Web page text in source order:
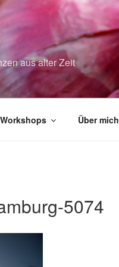
aus alter Zeit
Workshops Über mich
5074